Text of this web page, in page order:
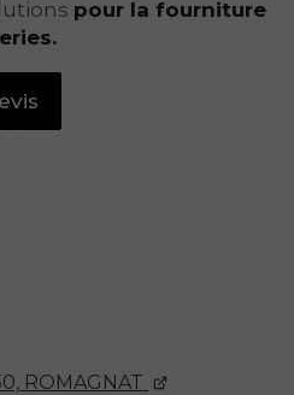
ROMAGNAT
pour la fourniture